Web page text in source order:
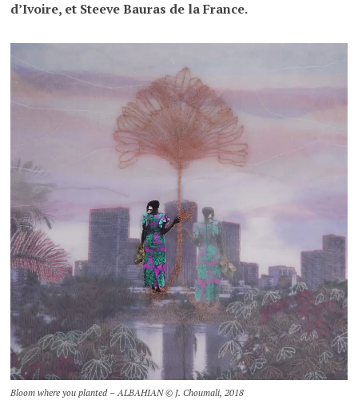
d’Ivoire, et Steeve Bauras de la France.
Bloom where you planted – ALBAHIAN © J. Choumali, 2018